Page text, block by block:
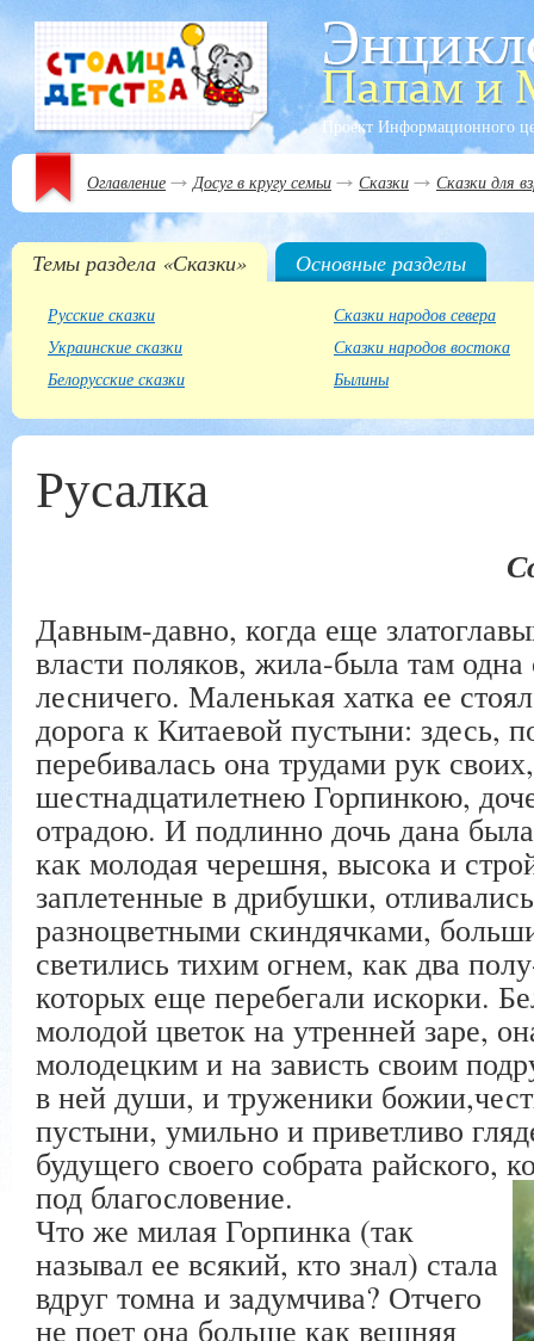
Проект Информационного
Оглавление Досуг в кругу семьи Сказки Сказки для
Темы раздела «Сказки» Основные разделы
Русские сказки
Украинские сказки
Белорусские сказки
Сказки народов севера
Сказки народов востока
Былины
Русалка
Давным-давно, когда еще
власти поляков, жила-была там одна
лесничего. Маленькая хатка ее
дорога к Китаевой пустыни: здесь,
перебивалась она трудами рук
шестнадцатилетнею Горпинкою,
отрадою. И подлинно дочь дана
как молодая черешня, высока и
заплетенные в дрибушки,
разноцветными скиндячками,
светились тихим огнем, как два
которых еще перебегали искорки.
молодой цветок на утренней заре,
молодецким и на зависть своим
в ней души, и труженики
пустыни, умильно и приветливо
будущего своего собрата райского,
под благословение.
Что же милая Горпинка (так
называл ее всякий, кто знал) стала
вдруг томна и задумчива? Отчего
не поет она больше как вешняя